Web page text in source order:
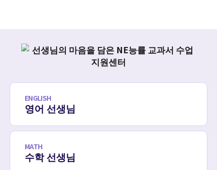
ENGLISH
영어 선생님
MATH
수학 선생님